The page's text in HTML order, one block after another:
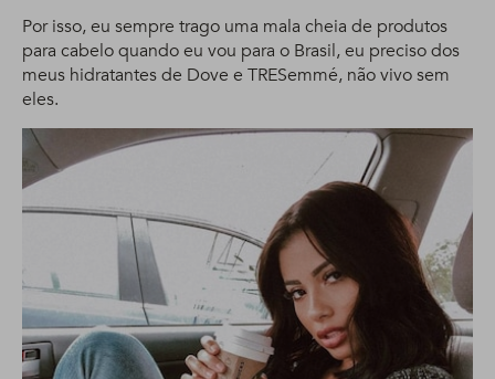
Por isso, eu sempre trago uma mala cheia de produtos
para cabelo quando eu vou para o Brasil, eu preciso dos
meus hidratantes de Dove e TRESemmé, não vivo sem
eles.